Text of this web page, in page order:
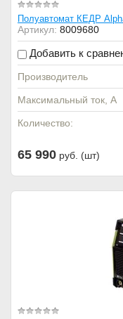
Полуавтомат КЕДР
Артикул: 8009680
Добавить к
Производитель
Максимальный ток, А
Количество:
65 990 руб. (шт)